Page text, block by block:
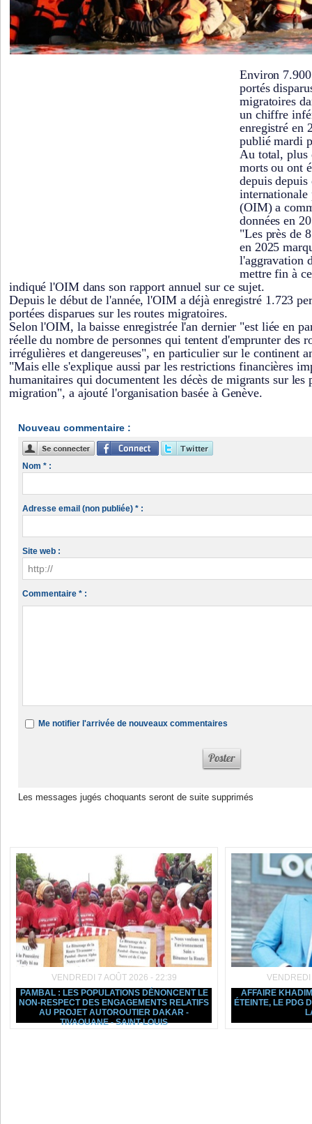
Environ
portés
migratoires
un chiffre
enregistré en
publié mardi
Au total, plus
morts ou ont
depuis
internationale
(OIM) a
données en
"Les près de
en 2025
l'aggravation
mettre fin à
indiqué l'OIM dans son rapport annuel sur ce sujet.
Depuis le début de l'année, l'OIM a déjà enregistré 1.723
portées disparues sur les routes migratoires.
Selon l'OIM, la baisse enregistrée l'an dernier "est liée en
réelle du nombre de personnes qui tentent d'emprunter des
irrégulières et dangereuses", en particulier sur le continent
"Mais elle s'explique aussi par les restrictions financières
humanitaires qui documentent les décès de migrants sur les
migration", a ajouté l'organisation basée à Genève.
Nouveau commentaire :
Nom * :
Adresse email (non publiée) * :
Site web :
Commentaire * :
Me notifier l'arrivée de nouveaux commentaires
Les messages jugés choquants seront de suite supprimés
VENDREDI 7 AOÛT 2026 - 22:39
PAMBAL : LES POPULATIONS DÉNONCENT LE
NON-RESPECT DES ENGAGEMENTS RELATIFS
AU PROJET AUTOROUTIER DAKAR -
TIVAOUANE - SAINT-LOUIS
AFFAIRE
ÉTEINTE, LE PDG